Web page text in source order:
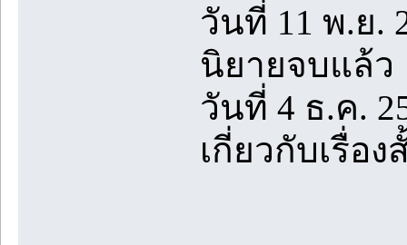
วันที่ 11 พ.ย.
นิยายจบแล้ว
วันที่ 4 ธ.ค.
เกี่ยวกับเรื่อ